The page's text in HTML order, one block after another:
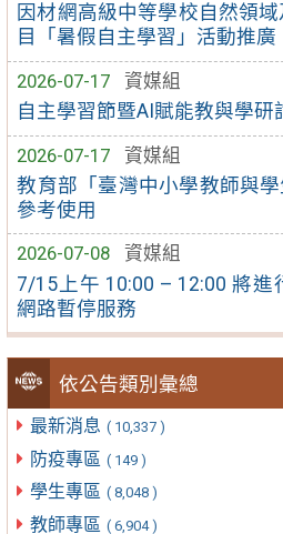
因材網高級中等學校自然領
目「暑假自主學習」活動推廣
2026-07-17
資媒組
自主學習節暨AI賦能教與學
2026-07-17
資媒組
教育部「臺灣中小學教師與
參考使用
2026-07-08
資媒組
7/15上午 10:00 – 12:00 將進
網路暫停服務
依公告類別彙總
最新消息 ( 10,337 )
防疫專區 ( 149 )
學生專區 ( 8,048 )
教師專區 ( 6,904 )